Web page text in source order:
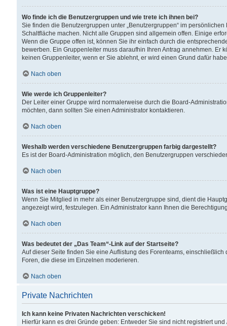
Wo finde ich die Benutzergruppen und wie trete ich ihnen bei?
Sie finden die Benutzergruppen unter „Benutzergruppen“ im
Schaltfläche machen. Nicht alle Gruppen sind allgemein offen. Einige
Wenn die Gruppe offen ist, können Sie ihr einfach durch die
bewerben. Ein Gruppenleiter muss daraufhin Ihren Antrag annehmen.
keinen Gruppenleiter, wenn er Sie ablehnt, er wird einen Grund dafür
Nach oben
Wie werde ich Gruppenleiter?
Der Leiter einer Gruppe wird normalerweise durch die Board-
möchten, dann sollten Sie einen Administrator kontaktieren.
Nach oben
Weshalb werden verschiedene Benutzergruppen farbig dargestellt?
Es ist der Board-Administration möglich, den Benutzergruppen
Nach oben
Was ist eine Hauptgruppe?
Wenn Sie Mitglied in mehr als einer Benutzergruppe sind, dient die
angezeigt wird, festzulegen. Ein Administrator kann Ihnen die
Nach oben
Was bedeutet der „Das Team“-Link auf der Startseite?
Auf dieser Seite finden Sie eine Auflistung des Forenteams,
Foren, die diese im Einzelnen moderieren.
Nach oben
Private Nachrichten
Ich kann keine Privaten Nachrichten verschicken!
Hierfür kann es drei Gründe geben: Entweder Sie sind nicht registriert